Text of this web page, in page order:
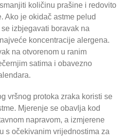
količinu prašine i redovito
Ako je okidač astme pelud
izbjegavati boravak na
koncentracije alergena.
na otvorenom u ranim
satima i obavezno
vršnog protoka zraka koristi se
Mjerenje se obavlja kod
napravom, a izmjerene
s očekivanim vrijednostima za